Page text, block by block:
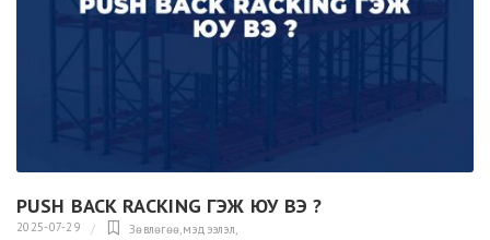
PUSH BACK RACKING ГЭЖ ЮУ ВЭ ?
2025-07-29 Зөвлөгөө,мэдээлэл,